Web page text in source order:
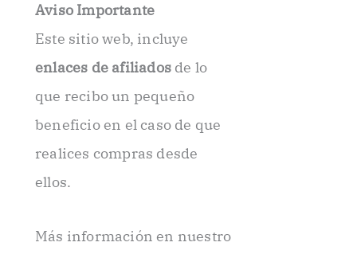
c
t
r
ó
i
o
.
Aviso Importante
Este sitio web, incluye
enlaces de afiliados de lo
que recibo un pequeño
beneficio en el caso de que
realices compras desde
ellos.
Más información en nuestro